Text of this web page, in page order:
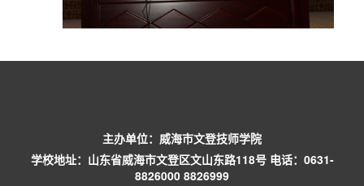
主办单位：威海市文登技师学院
学校地址：山东省威海市文登区文山东路118号 电话：0631-
8826000 8826999